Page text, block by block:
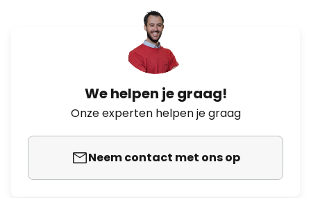
We helpen je graag!
Onze experten helpen je graag
Neem contact met ons op